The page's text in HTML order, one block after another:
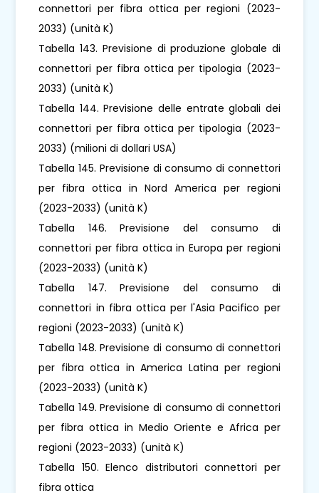
connettori per fibra ottica per regioni (2023-
2033) (unità K)
Tabella 143. Previsione di produzione globale di
connettori per fibra ottica per tipologia (2023-
2033) (unità K)
Tabella 144. Previsione delle entrate globali dei
connettori per fibra ottica per tipologia (2023-
2033) (milioni di dollari USA)
Tabella 145. Previsione di consumo di connettori
per fibra ottica in Nord America per regioni
(2023-2033) (unità K)
Tabella 146. Previsione del consumo di
connettori per fibra ottica in Europa per regioni
(2023-2033) (unità K)
Tabella 147. Previsione del consumo di
connettori in fibra ottica per l'Asia Pacifico per
regioni (2023-2033) (unità K)
Tabella 148. Previsione di consumo di connettori
per fibra ottica in America Latina per regioni
(2023-2033) (unità K)
Tabella 149. Previsione di consumo di connettori
per fibra ottica in Medio Oriente e Africa per
regioni (2023-2033) (unità K)
Tabella 150. Elenco distributori connettori per
fibra ottica